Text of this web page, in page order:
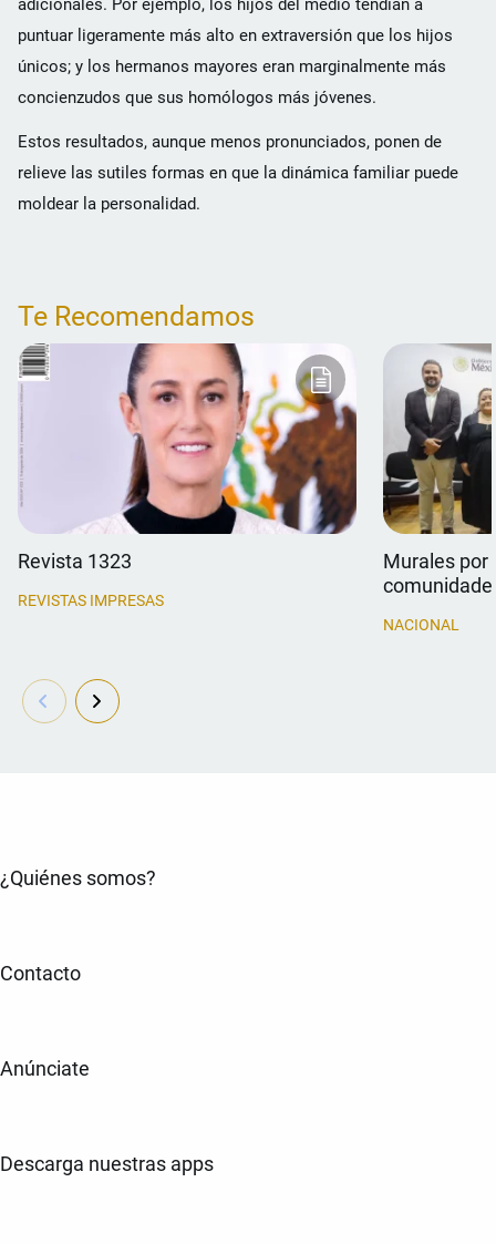
adicionales. Por ejemplo, los hijos del medio tendían a
puntuar ligeramente más alto en extraversión que los hijos
únicos; y los hermanos mayores eran marginalmente más
concienzudos que sus homólogos más jóvenes.
Estos resultados, aunque menos pronunciados, ponen de
relieve las sutiles formas en que la dinámica familiar puede
moldear la personalidad.
Te Recomendamos
Revista 1323
REVISTAS IMPRESAS
Murales por
NACIONAL
¿Quiénes somos?
Contacto
Anúnciate
Descarga nuestras apps